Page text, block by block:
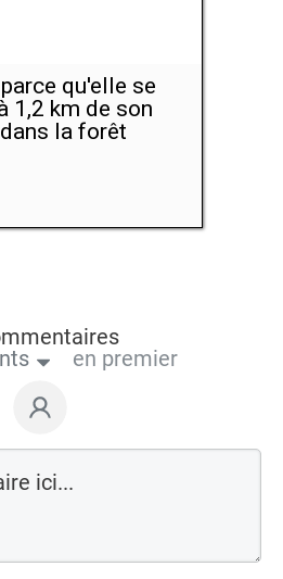
qu'elle se
1,2 km de son
la forêt
en premier